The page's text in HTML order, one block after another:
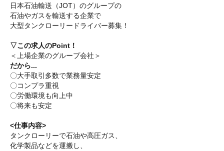
日本石油輸送（JOT）のグループの
石油やガスを輸送する企業で
大型タンクローリードライバー募集！
▽この求人のPoint！
＜上場企業のグループ会社＞
だから...
〇大手取引多数で業務量安定
〇コンプラ重視
〇労働環境も向上中
〇将来も安定
<仕事内容>
タンクローリーで石油や高圧ガス、
化学製品などを運搬し、